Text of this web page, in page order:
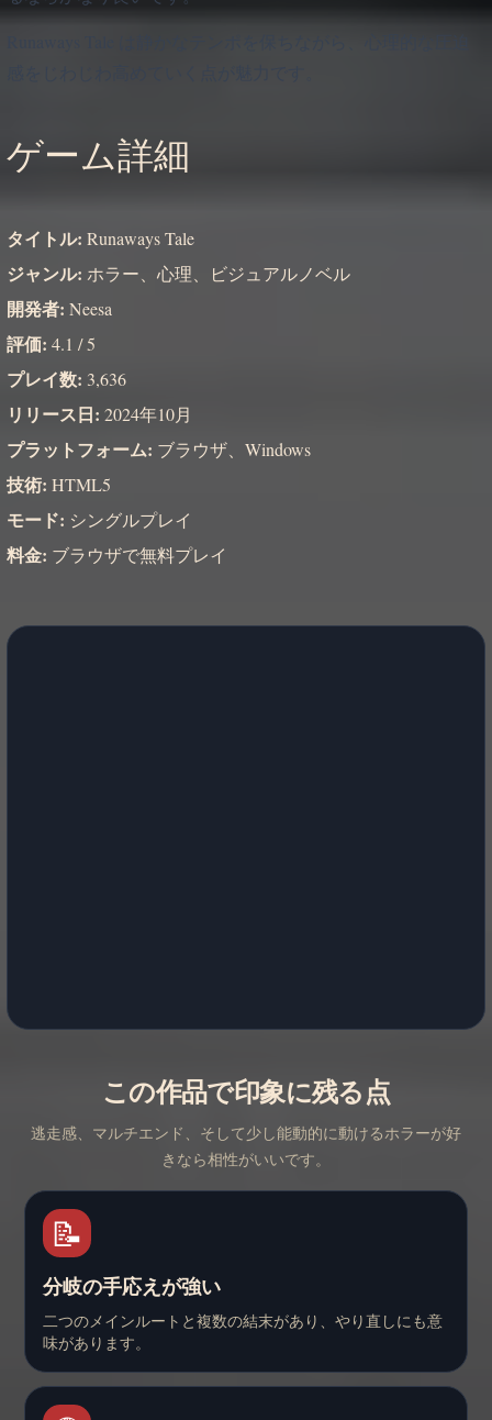
ゲーム詳細
タイトル: Runaways Tale
ジャンル: ホラー、心理、ビジュアルノベル
開発者: Neesa
評価: 4.1 / 5
プレイ数: 3,636
リリース日: 2024年10月
プラットフォーム: ブラウザ、Windows
技術: HTML5
モード: シングルプレイ
料金: ブラウザで無料プレイ
この作品で印象に残る点
逃走感、マルチエンド、そして少し能動的に動けるホラーが好
きなら相性がいいです。
📝
分岐の手応えが強い
二つのメインルートと複数の結末があり、やり直しにも意
味があります。